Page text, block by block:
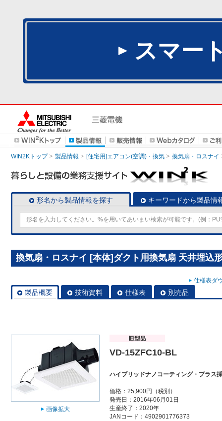
スマー
WIN2Kトップ 製品情報 [住宅用]エアコン(空調)・換気 換気扇・ロスナイ
形名から製品情報を探す キーワードから製品情
換気扇・ロスナイ [本体]ダクト用換気扇 天井埋込
仕様表ダ
製品概要 技術資料 仕様表 別売品
画像拡大
VD-15ZFC10-BL
ハイブリッドナノコーティング・プラス
価格：25,900円（税別）
発売日：2016年06月01日
生産終了：2020年
JANコード：4902901776373